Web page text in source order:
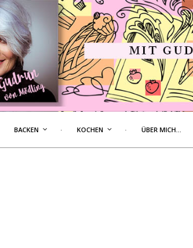
BACKEN KOCHEN ÜBER MICH…